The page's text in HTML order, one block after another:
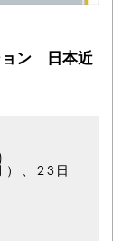
ョン 日本近
、23日